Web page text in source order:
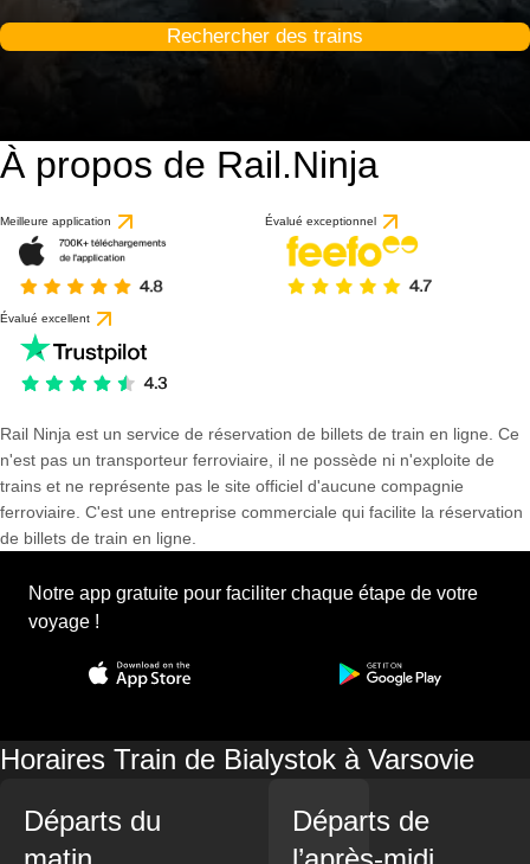
Rechercher des trains
À propos de Rail.Ninja
Meilleure application Évalué exceptionnel
Évalué excellent
Rail Ninja est un service de réservation de billets de train en ligne. Ce
n'est pas un transporteur ferroviaire, il ne possède ni n'exploite de
trains et ne représente pas le site officiel d'aucune compagnie
ferroviaire. C'est une entreprise commerciale qui facilite la réservation
de billets de train en ligne.
Notre app gratuite pour faciliter chaque étape de votre
voyage !
Horaires Train de Bialystok à Varsovie
Départs du
Départs de